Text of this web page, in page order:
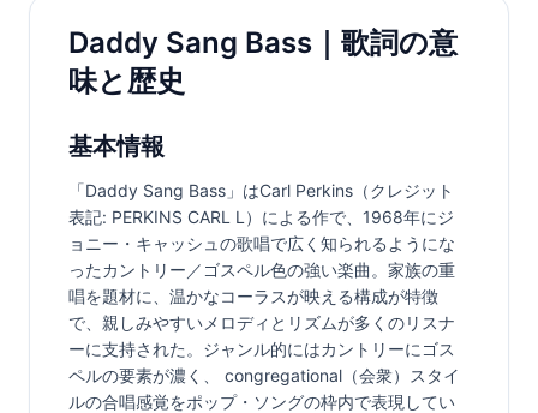
Daddy Sang Bass｜歌詞の意
味と歴史
基本情報
「Daddy Sang Bass」はCarl Perkins（クレジット
表記: PERKINS CARL L）による作で、1968年にジ
ョニー・キャッシュの歌唱で広く知られるようにな
ったカントリー／ゴスペル色の強い楽曲。家族の重
唱を題材に、温かなコーラスが映える構成が特徴
で、親しみやすいメロディとリズムが多くのリスナ
ーに支持された。ジャンル的にはカントリーにゴス
ペルの要素が濃く、 congregational（会衆）スタイ
ルの合唱感覚をポップ・ソングの枠内で表現してい